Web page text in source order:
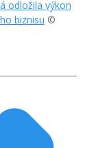
odložila výkon
biznisu ©